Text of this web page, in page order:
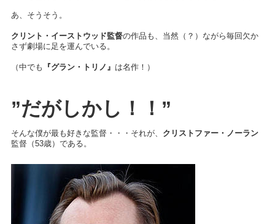
あ、そうそう。
クリント・イーストウッド監督の作品も、当然（？）ながら毎回欠か
さず劇場に足を運んでいる。
（中でも 『グラン・トリノ』 は名作！）
”だがしかし！！”
そんな僕が最も好きな監督・・・それが、 クリストファー・ノーラン
監督（53歳）である。